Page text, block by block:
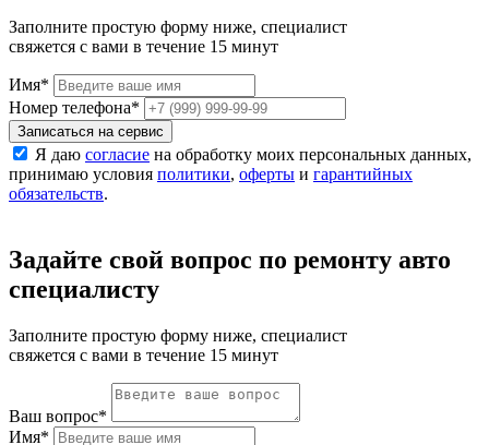
Заполните простую форму ниже, специалист
свяжется с вами в течение 15 минут
Имя*
Номер телефона*
Записаться на сервис
Я даю согласие на обработку моих персональных данных,
принимаю условия политики, оферты и гарантийных
обязательств.
Задайте свой вопрос по ремонту авто
специалисту
Заполните простую форму ниже, специалист
свяжется с вами в течение 15 минут
Ваш вопрос*
Имя*